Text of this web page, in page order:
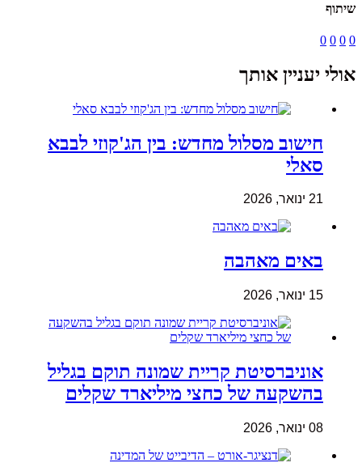
שיתוף
0
0
0
0
אולי יעניין אותך
חישוב מסלול מחדש: בין הג'קוזי לבבא
סאלי
21 ינואר, 2026
באים מאהבה
15 ינואר, 2026
אוניברסיטת קריית שמונה תוקם בגליל
בהשקעה של כחצי מיליארד שקלים
08 ינואר, 2026